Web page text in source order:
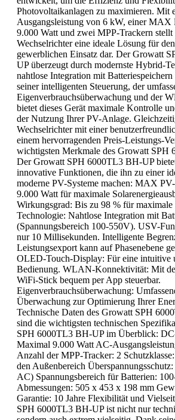
Photovoltaikanlagen zu maximieren. Mit
Ausgangsleistung von 6 kW, einer MAX
9.000 Watt und zwei MPP-Trackern stellt
Wechselrichter eine ideale Lösung für
gewerblichen Einsatz dar. Der Growatt
UP überzeugt durch modernste Hybrid-
nahtlose Integration mit
seiner intelligenten Steuerung, der
Eigenverbrauchsüberwachung und der
bietet dieses Gerät maximale Kontrolle
der Nutzung Ihrer PV-Anlage.
Wechselrichter mit einer
einem hervorragenden Preis-Leistungs-
wichtigsten Merkmale des Growatt SPH
Der Growatt SPH 6000TL3 BH-UP
innovative Funktionen, die ihn zu einer
moderne PV-Systeme machen: MAX
9.000 Watt für maximale
Wirkungsgrad: Bis zu 98 % für
Technologie: Nahtlose Integration mit
(Spannungsbereich 100-550V). USV-
nur 10 Millisekunden. Intelligente
Leistungsexport kann auf Phasenebene
OLED-Touch-Display: Für eine intuitive
Bedienung. WLAN-Konnektivität: Mit
WiFi-Stick bequem per App steuerbar.
Eigenverbrauchsüberwachung:
Überwachung zur Optimierung Ihrer
Technische Daten des Growatt SPH
sind die wichtigsten technischen
SPH 6000TL3 BH-UP im Überblick:
Maximal 9.000 Watt AC-
Anzahl der MPP-Tracker: 2
den Außenbereich
AC) Spannungsbereich für Batterien:
Abmessungen: 505 x 453 x 198 mm
Garantie: 10 Jahre Flexibilität und
SPH 6000TL3 BH-UP ist nicht nur